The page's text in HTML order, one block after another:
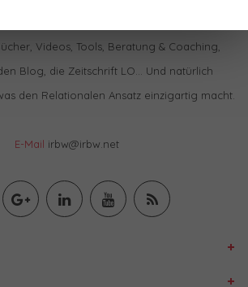
Videos, Tools, Beratung & Coaching,
Blog, die Zeitschrift LO… Und natürlich
den Relationalen Ansatz einzigartig macht.
E-Mail irbw@irbw.net